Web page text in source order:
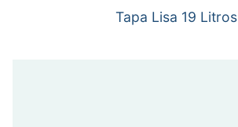
Tapa Lisa 19 Litros